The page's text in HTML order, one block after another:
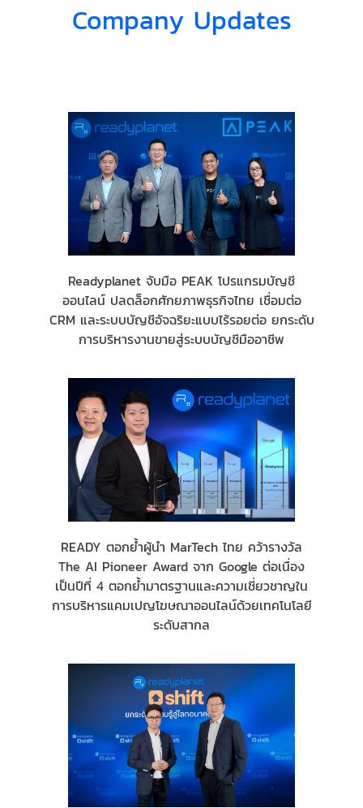
Company Updates
Readyplanet จับมือ PEAK โปรแกรมบัญชี
ออนไลน์ ปลดล็อกศักยภาพธุรกิจไทย เชื่อมต่อ
CRM และระบบบัญชีอัจฉริยะแบบไร้รอยต่อ ยกระดับ
การบริหารงานขายสู่ระบบบัญชีมืออาชีพ
READY ตอกย้ำผู้นำ MarTech ไทย คว้ารางวัล
The AI Pioneer Award จาก Google ต่อเนื่อง
เป็นปีที่ 4 ตอกย้ำมาตรฐานและความเชี่ยวชาญใน
การบริหารแคมเปญโฆษณาออนไลน์ด้วยเทคโนโลยี
ระดับสากล